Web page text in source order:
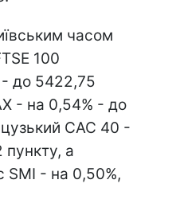
часом
100
- до 5422,75
- на 0,54% - до
CAC 40 -
а
SMI - на 0,50%,